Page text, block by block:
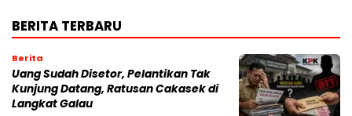
BERITA TERBARU
Berita
Uang Sudah Disetor, Pelantikan Tak
Kunjung Datang, Ratusan Cakasek di
Langkat Galau